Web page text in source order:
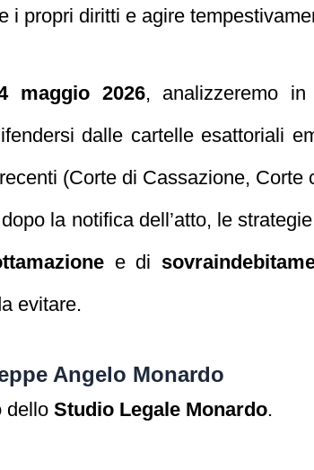
i propri diritti e agire
maggio 2026, analizzeremo
dalle cartelle esattoriali
(Corte di Cassazione, Corte
la notifica dell’atto, le
e di
evitare.
Angelo Monardo
dello Studio Legale Monardo.